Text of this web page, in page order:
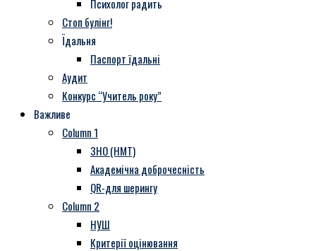
Психолог радить
Стоп булінг!
Їдальня
Паспорт їдальні
Аудит
Конкурс “Учитель року”
Важливе
Column 1
ЗНО (НМТ)
Академічна доброчесність
QR-для шерингу
Column 2
НУШ
Критерії оцінювання